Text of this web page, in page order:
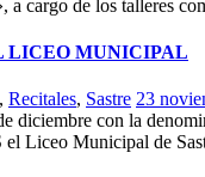
cargo de los talleres
LICEO MUNICIPAL
, Recitales, Sastre 23
diciembre con la
Liceo Municipal de